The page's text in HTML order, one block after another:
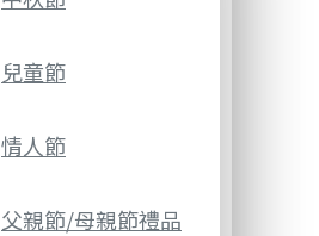
兒童節
情人節
父親節/母親節禮品